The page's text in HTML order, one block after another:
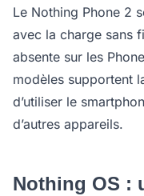
Le Nothing Phone 2
avec la charge sans
absente sur les
modèles supportent
d’utiliser le
d’autres appareils.
Nothing OS :